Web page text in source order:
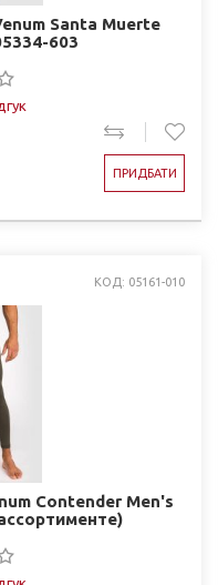
Santa Muerte
603
ПРИДБАТИ
КОД: 05161-010
Contender Men's